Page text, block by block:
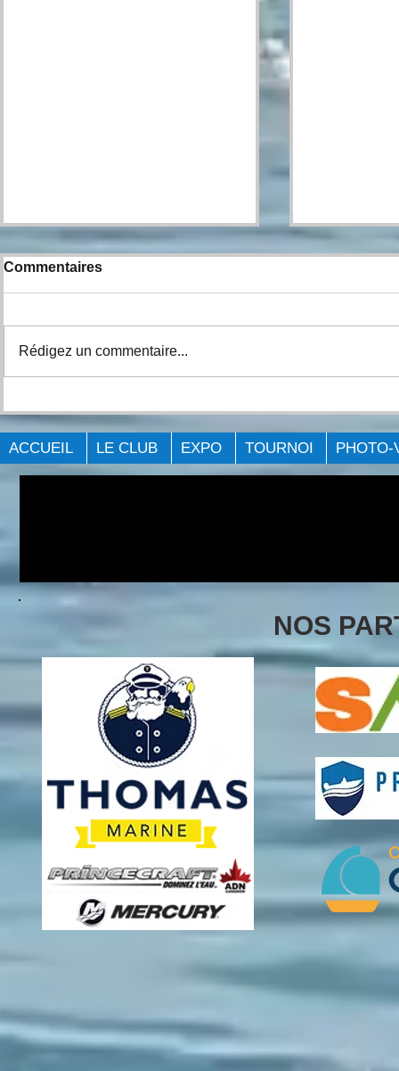
Québec Laval 2023.
GAGNNTS
Commentaires
Rédigez un commentaire...
ACCUEIL LE CLUB EXPO TOURNOI PHOTO-
NOS